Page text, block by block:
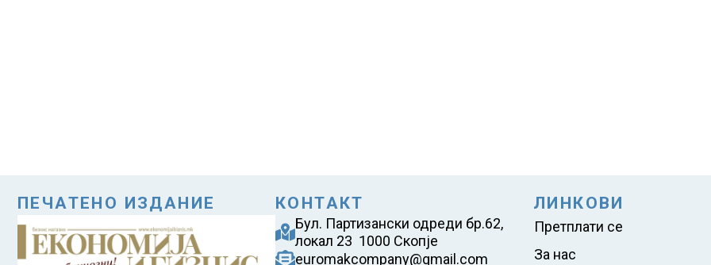
ПЕЧАТЕНО ИЗДАНИЕ КОНТАКТ
Бул. Партизански одреди бр.62,
локал 23 1000 Скопје
euromakcompany@gmail.com
ЛИНКОВИ
Претплати се
За нас